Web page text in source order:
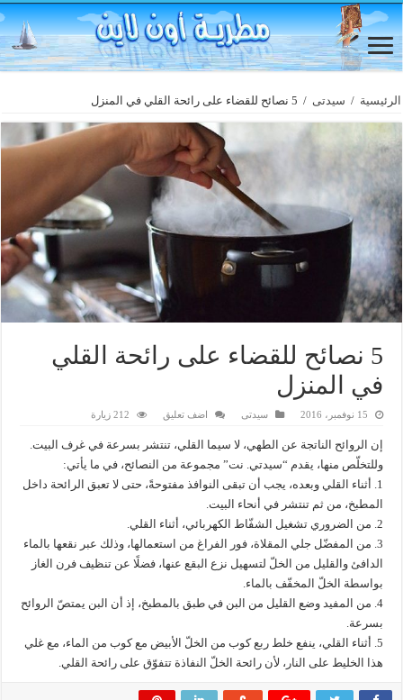
الرئيسية / سيدتى / 5 نصائح للقضاء على رائحة القلي في المنزل
5 نصائح للقضاء على رائحة القلي
في المنزل
15 نوفمبر، 2016 سيدتى اضف تعليق 212 زيارة
إن الروائح الناتجة عن الطهي، لا سيما القلي، تنتشر بسرعة في غرف البيت.
وللتخلّص منها، يقدم “سيدتي. نت” مجموعة من النصائح، في ما يأتي:
1. أثناء القلي وبعده، يجب أن تبقى النوافذ مفتوحةً، حتى لا تعبق الرائحة داخل
المطبخ، من ثم تنتشر في أنحاء البيت.
2. من الضروري تشغيل الشفّاط الكهربائي، أثناء القلي.
3. من المفضّل جلي المقلاة، فور الفراغ من استعمالها، وذلك عبر نقعها بالماء
الدافئ والقليل من الخلّ لتسهيل نزع البقع عنها، فضلًا عن تنظيف فرن الغاز
بواسطة الخلّ المخفّف بالماء.
4. من المفيد وضع القليل من البن في طبق بالمطبخ، إذ أن البن يمتصّ الروائح
بسرعة.
5. أثناء القلي، ينفع خلط ربع كوب من الخلّ الأبيض مع كوب من الماء، مع غلي
هذا الخليط على النار، لأن رائحة الخلّ النفاذة تتفوّق على رائحة القلي.